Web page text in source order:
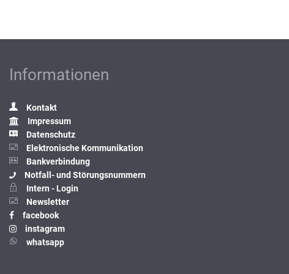
Informationen
Kontakt
Impressum
Datenschutz
Elektronische Kommunikation
Bankverbindung
Notfall- und Störungsnummern
Intern - Login
Newsletter
facebook
instagram
whatsapp